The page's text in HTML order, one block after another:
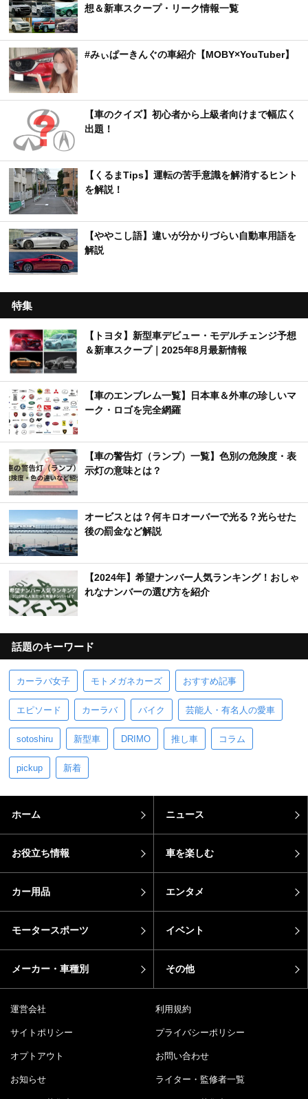
想＆新車スクープ・リーク情報一覧
#みぃぱーきんぐの車紹介【MOBY×YouTuber】
【車のクイズ】初心者から上級者向けまで幅広く
出題！
【くるまTips】運転の苦手意識を解消するヒント
を解説！
【ややこし語】違いが分かりづらい自動車用語を
解説
特集
【トヨタ】新型車デビュー・モデルチェンジ予想
＆新車スクープ｜2025年8月最新情報
【車のエンブレム一覧】日本車＆外車の珍しいマ
ーク・ロゴを完全網羅
【車の警告灯（ランプ）一覧】色別の危険度・表
示灯の意味とは？
オービスとは？何キロオーバーで光る？光らせた
後の罰金など解説
【2024年】希望ナンバー人気ランキング！おしゃ
れなナンバーの選び方を紹介
話題のキーワード
カーラバ女子 モトメガネカーズ おすすめ記事
エピソード カーラバ バイク 芸能人・有名人の愛車
sotoshiru 新型車 DRIMO 推し車 コラム
pickup 新着
ホーム ニュース
お役立ち情報 車を楽しむ
カー用品 エンタメ
モータースポーツ イベント
メーカー・車種別 その他
運営会社 利用規約
サイトポリシー プライバシーポリシー
オプトアウト お問い合わせ
お知らせ ライター・監修者一覧